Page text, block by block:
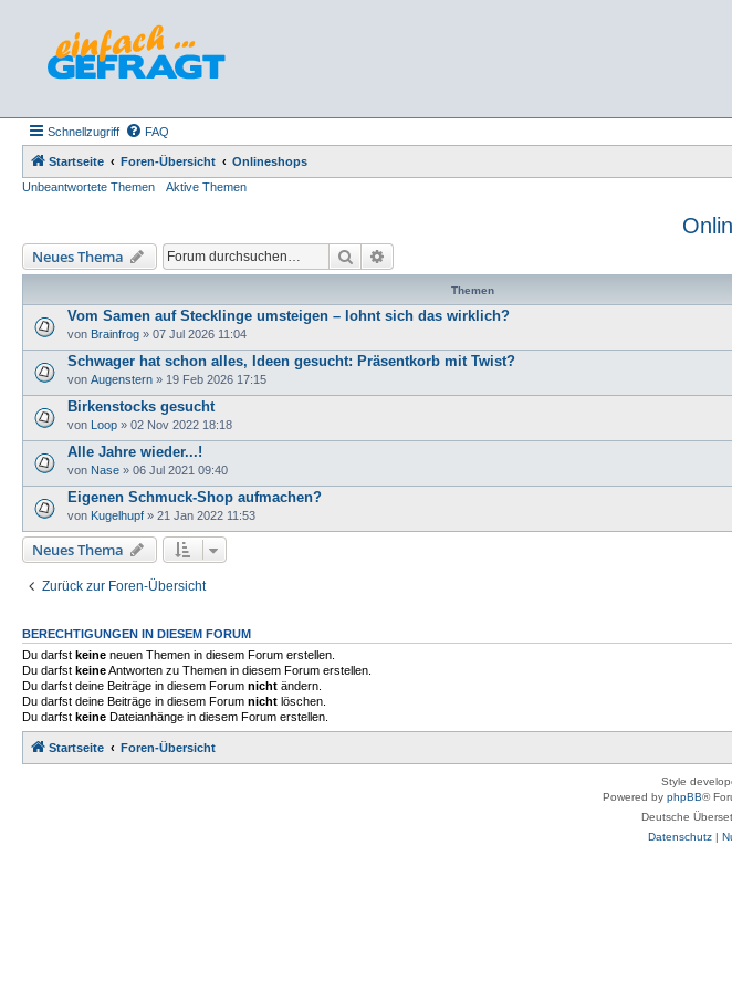
Schnellzugriff FAQ
Startseite Foren-Übersicht
Onlineshops
Unbeantwortete Themen
Aktive Themen
Neues Thema Suche
Themen
Vom Samen auf Stecklinge umsteigen – lohnt sich das wirklich?
von Brainfrog » 07 Jul 2026 11:04
Schwager hat schon alles, Ideen gesucht: Präsentkorb mit Twist?
von Augenstern » 19 Feb 2026 17:15
Birkenstocks gesucht
von Loop » 02 Nov 2022 18:18
Alle Jahre wieder...!
von Nase » 06 Jul 2021 09:40
Eigenen Schmuck-Shop aufmachen?
von Kugelhupf » 21 Jan 2022 11:53
Neues Thema
Zurück zur Foren-Übersicht
BERECHTIGUNGEN IN DIESEM FORUM
Du darfst keine neuen Themen in diesem Forum erstellen.
Du darfst keineAntworten zu Themen in diesem Forum erstellen.
Du darfst deine Beiträge in diesem Forum nicht ändern.
Du darfst deine Beiträge in diesem Forum nicht löschen.
Du darfst keine Dateianhänge in diesem Forum erstellen.
Startseite Foren-Übersicht
Style
Powered by phpBB®
Deutsche
Datenschutz|